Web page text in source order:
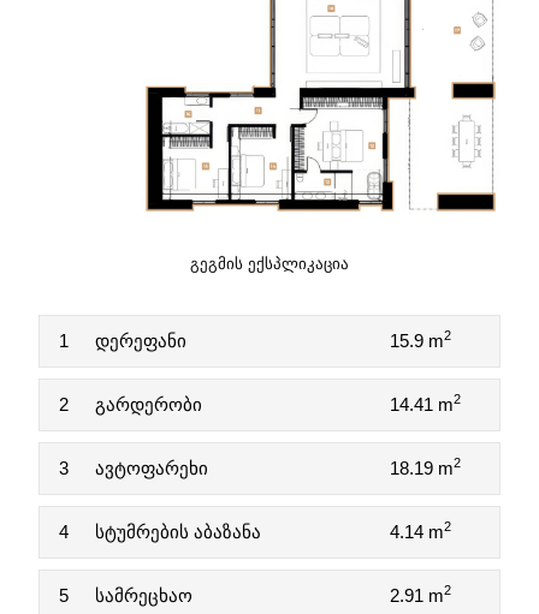
ᲒᲔᲒᲛᲘᲡ ᲔᲥᲡᲞᲚᲘᲙᲐᲪᲘᲐ
1 დერეფანი 15.9 m2
2 გარდერობი 14.41 m2
3 ავტოფარეხი 18.19 m2
4 სტუმრების აბაზანა 4.14 m2
5 სამრეცხაო 2.91 m2